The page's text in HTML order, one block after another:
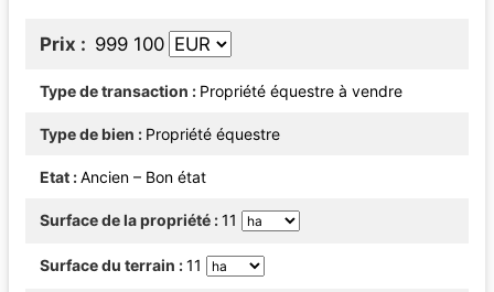
Prix 999 100
Type de transaction Propriété équestre à vendre
Type de bien Propriété équestre
Etat Ancien – Bon état
Surface de la propriété 11
Surface du terrain 11